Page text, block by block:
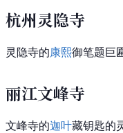
杭州灵隐寺
灵隐寺的康熙御笔题巨
丽江文峰寺
文峰寺的迦叶藏钥匙的